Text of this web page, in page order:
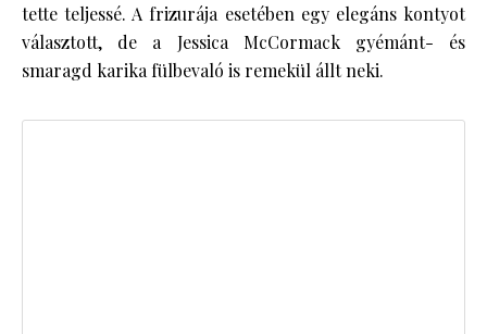
tette teljessé. A frizurája esetében egy elegáns kontyot
választott, de a Jessica McCormack gyémánt- és
smaragd karika fülbevaló is remekül állt neki.